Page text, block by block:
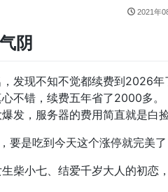
2021年
阴
发现不知不觉都续费到2026年
不错，续费五年省了2000多。
发，服务器的费用简直就是白
要是吃到今天这个涨停就完美
柴小七、结爱千岁大人的初恋